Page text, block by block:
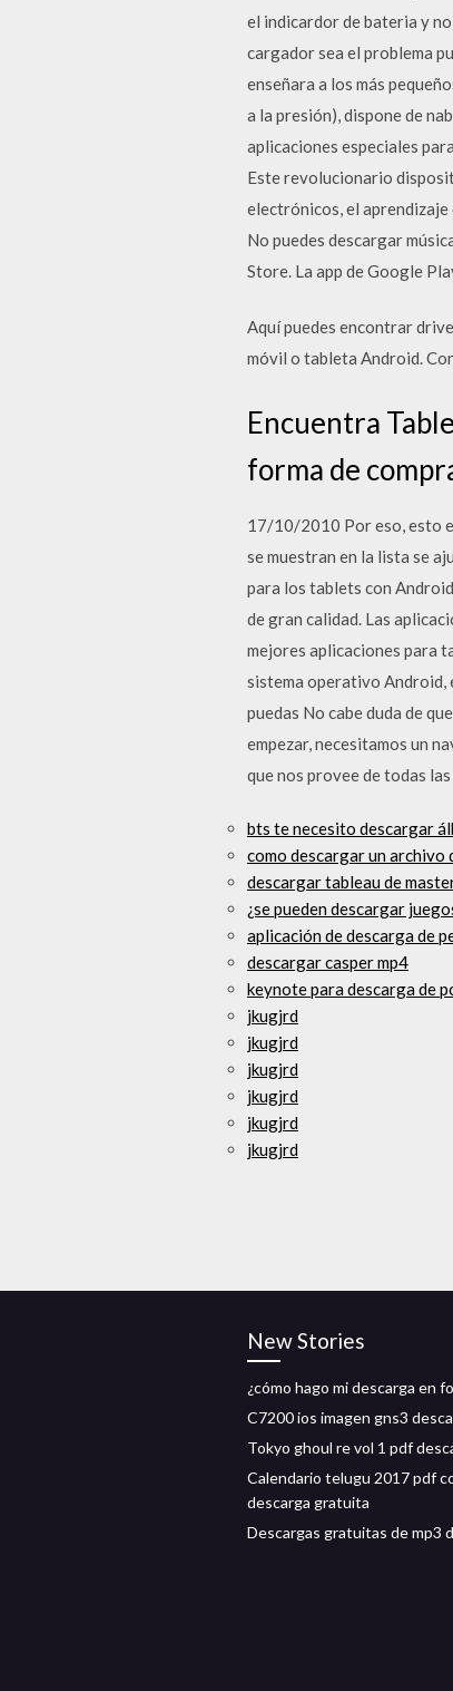
el indicardor de bateria y
cargador sea el problema
enseñara a los más
a la presión), dispone de
aplicaciones especiales
Este revolucionario
electrónicos, el aprendizaje
No puedes descargar
Store. La app de Google
Aquí puedes encontrar
móvil o tableta Android.
Encuentra
forma de
17/10/2010 Por eso, esto
se muestran en la lista se
para los tablets con
de gran calidad. Las
mejores aplicaciones para
sistema operativo Android,
puedas No cabe duda de
empezar, necesitamos un
que nos provee de todas
bts te necesito descargar
como descargar un archivo
descargar tableau de
¿se pueden descargar
aplicación de descarga de
descargar casper mp4
keynote para descarga de
jkugjrd
jkugjrd
jkugjrd
jkugjrd
jkugjrd
jkugjrd
New Stories
¿cómo hago mi descarga en
C7200 ios imagen gns3
Tokyo ghoul re vol 1 pdf
Calendario telugu 2017 pdf
descarga gratuita
Descargas gratuitas de mp3